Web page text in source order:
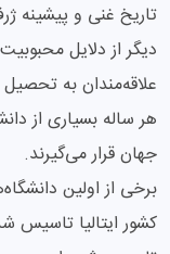
تاریخ غنی و پیشینه
دیگر از دلایل
علاقه‌مندان به
جهان قرار می‌گیرند.
برخی از اولین